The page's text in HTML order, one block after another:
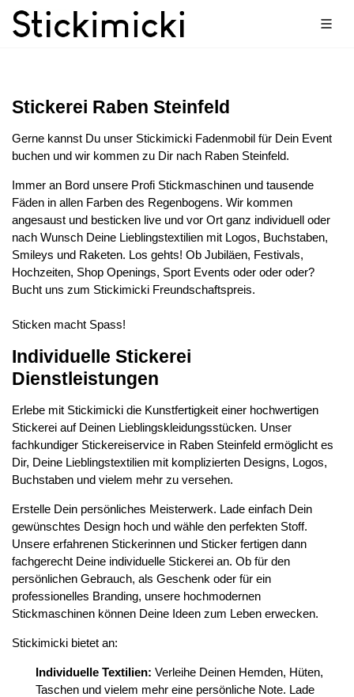
Stickerei Raben Steinfeld
Gerne kannst Du unser Stickimicki Fadenmobil für Dein Event
buchen und wir kommen zu Dir nach Raben Steinfeld.
Immer an Bord unsere Profi Stickmaschinen und tausende
Fäden in allen Farben des Regenbogens. Wir kommen
angesaust und besticken live und vor Ort ganz individuell oder
nach Wunsch Deine Lieblingstextilien mit Logos, Buchstaben,
Smileys und Raketen. Los gehts! Ob Jubiläen, Festivals,
Hochzeiten, Shop Openings, Sport Events oder oder oder?
Bucht uns zum Stickimicki Freundschaftspreis.
Sticken macht Spass!
Individuelle Stickerei
Dienstleistungen
Erlebe mit Stickimicki die Kunstfertigkeit einer hochwertigen
Stickerei auf Deinen Lieblingskleidungsstücken. Unser
fachkundiger Stickereiservice in Raben Steinfeld ermöglicht es
Dir, Deine Lieblingstextilien mit komplizierten Designs, Logos,
Buchstaben und vielem mehr zu versehen.
Erstelle Dein persönliches Meisterwerk. Lade einfach Dein
gewünschtes Design hoch und wähle den perfekten Stoff.
Unsere erfahrenen Stickerinnen und Sticker fertigen dann
fachgerecht Deine individuelle Stickerei an. Ob für den
persönlichen Gebrauch, als Geschenk oder für ein
professionelles Branding, unsere hochmodernen
Stickmaschinen können Deine Ideen zum Leben erwecken.
Stickimicki bietet an:
Individuelle Textilien: Verleihe Deinen Hemden, Hüten,
Taschen und vielem mehr eine persönliche Note. Lade